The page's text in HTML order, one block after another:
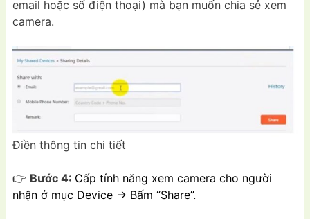
email hoặc số điện thoại) mà bạn muốn chia sẻ xem
camera.
Điền thông tin chi tiết
👉 Bước 4: Cấp tính năng xem camera cho người
nhận ở mục Device → Bấm “Share”.